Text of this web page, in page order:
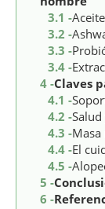
3.1 -
3.2 -
3.3 -
3.4 -
4 -Claves
4.1 -
4.2 -
4.3 -
4.4 -El
4.5 -
5 -
6 -